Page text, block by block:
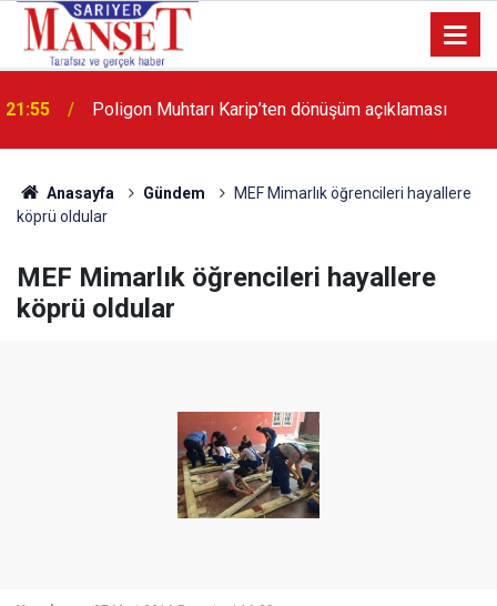
21:55 Poligon Muhtarı Karip’ten dönüşüm açıklaması
13:36 'Poligon'da İstanbul'a örnek proje gerçekleştirilecek'
Anasayfa Gündem
MEF Mimarlık öğrencileri hayallere
köprü oldular
MEF Mimarlık öğrencileri hayallere
köprü oldular